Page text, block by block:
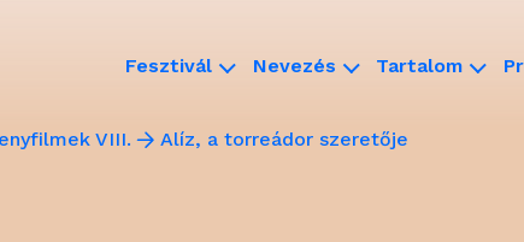
Fesztivál Nevezés Tartalom
VIII. Alíz, a torreádor szeretője